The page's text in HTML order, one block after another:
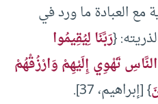
مع العبادة ما ورد في
{رَبَّنَا لِيُقِيمُوا
تَهْوِي إِلَيْهِمْ وَارْزُقْهُمْ
} [إبراهيم، 37].